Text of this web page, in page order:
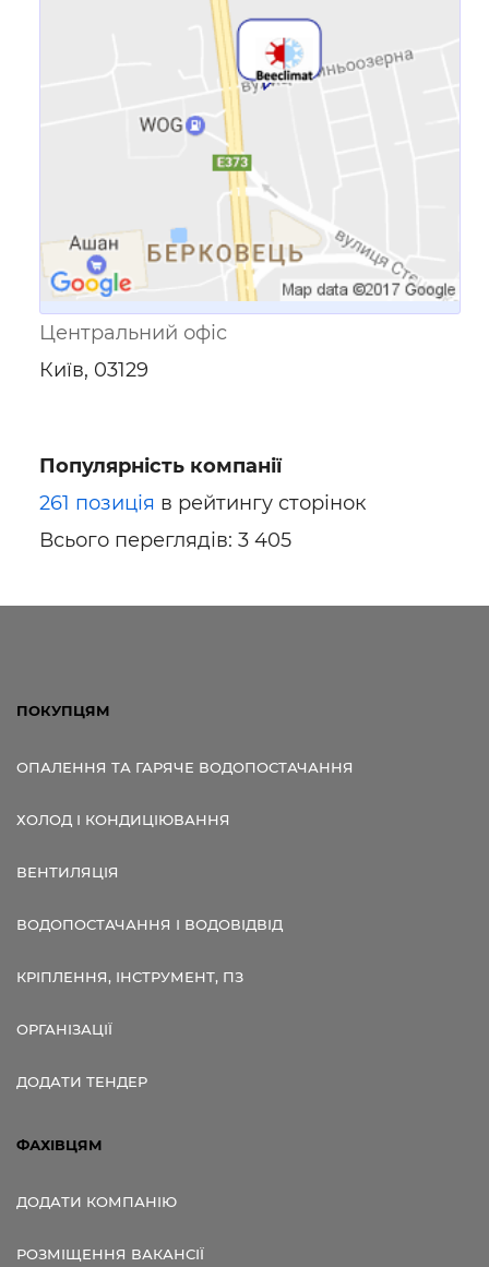
Посилання для мобільних
Центральний офіс
Київ, 03129
Популярність компанії
261 позиція в рейтингу сторінок
Всього переглядів: 3 405
ПОКУПЦЯМ
ОПАЛЕННЯ ТА ГАРЯЧЕ ВОДОПОСТАЧАННЯ
ХОЛОД І КОНДИЦІЮВАННЯ
ВЕНТИЛЯЦІЯ
ВОДОПОСТАЧАННЯ І ВОДОВІДВІД
КРІПЛЕННЯ, ІНСТРУМЕНТ, ПЗ
ОРГАНІЗАЦІЇ
ДОДАТИ ТЕНДЕР
ФАХІВЦЯМ
ДОДАТИ КОМПАНІЮ
РОЗМІЩЕННЯ ВАКАНСІЇ